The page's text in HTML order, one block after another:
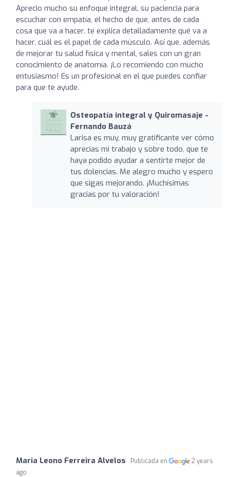
Aprecio mucho su enfoque integral, su paciencia para
escuchar con empatía, el hecho de que, antes de cada
cosa que va a hacer, te explica detalladamente qué va a
hacer, cuál es el papel de cada músculo. Así que, además
de mejorar tu salud física y mental, sales con un gran
conocimiento de anatomía. ¡Lo recomiendo con mucho
entusiasmo! Es un profesional en el que puedes confiar
para que te ayude.
Osteopatía integral y Quiromasaje -
Fernando Bauzá
Larisa es muy, muy gratificante ver cómo
aprecias mi trabajo y sobre todo, que te
haya podido ayudar a sentirte mejor de
tus dolencias. Me alegro mucho y espero
que sigas mejorando. ¡Muchísimas
gracias por tu valoración!
Maria Leono Ferreira Alvelos Publicada en
2 years
ago